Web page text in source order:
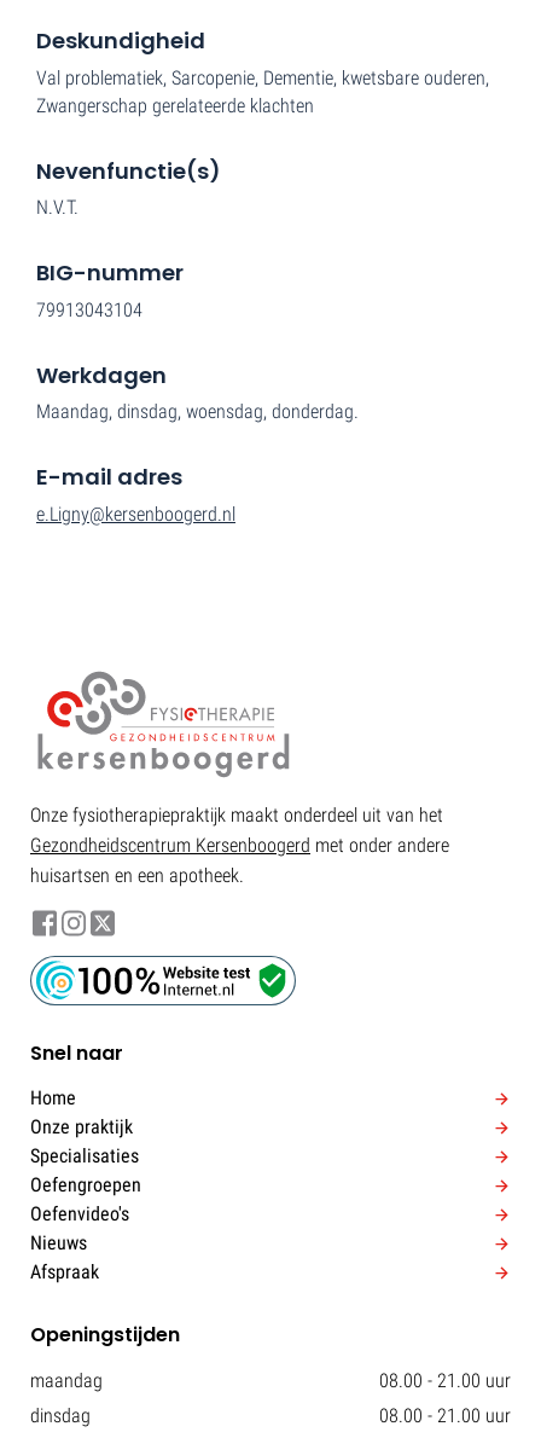
Deskundigheid
Val problematiek, Sarcopenie, Dementie, kwetsbare ouderen,
Zwangerschap gerelateerde klachten
Nevenfunctie(s)
N.V.T.
BIG-nummer
79913043104
Werkdagen
Maandag, dinsdag, woensdag, donderdag.
E-mail adres
e.Ligny@kersenboogerd.nl
Onze fysiotherapiepraktijk maakt onderdeel uit van het
Gezondheidscentrum Kersenboogerd met onder andere
huisartsen en een apotheek.
Snel naar
Home
Onze praktijk
Specialisaties
Oefengroepen
Oefenvideo's
Nieuws
Afspraak
Openingstijden
maandag
08.00 - 21.00 uur
dinsdag
08.00 - 21.00 uur